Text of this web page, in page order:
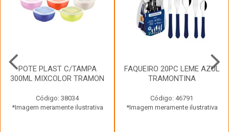
POTE PLAST C/TAMPA
300ML MIXCOLOR TRAMON
Código: 38034
*Imagem meramente ilustrativa
FAQUEIRO 20PC LEME AZUL
TRAMONTINA
Código: 46791
*Imagem meramente ilustrativa